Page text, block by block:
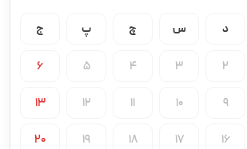
د س چ پ ج
2
3
4
5
6
9
10
11
12
13
16
17
18
19
20